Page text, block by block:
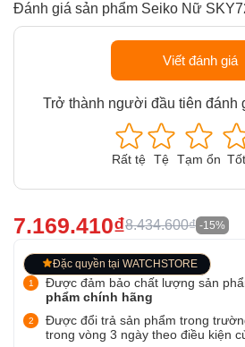
Đánh giá sản phẩm Seiko Nữ
Viết đánh giá
Trở thành người đầu tiên đánh
Rất tệ Tệ Tạm ổn Tốt
7.169.410₫8.434.600₫ -15%
Đặc quyền tại WATCHSTORE
Được đảm bảo chất lượng sản
phẩm chính hãng
Được đổi trả sản phẩm trong
trong vòng 3 ngày theo điều kiện